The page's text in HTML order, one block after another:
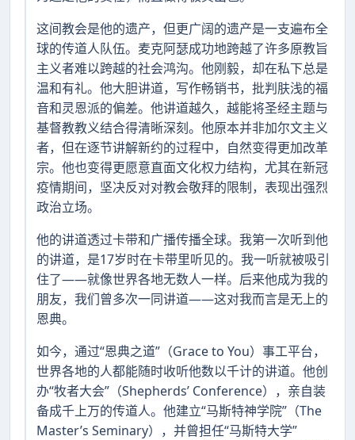
这间教会是他的遗产，但更广阔的遗产是一支遍布全
球的传道人队伍。麦克阿瑟成功地跨越了许多原教旨
主义者难以跨越的社会鸿沟。他刚毅，却在私下总是
温和有礼。他大胆讲道，写作畅销书，批判肤浅的福
音和灵恩派的偏差。他讲道越久，越能将圣经主题与
基督教教义结合得清晰深刻。他原本并非加尔文主义
者，但在逐节讲解新约的过程中，自然变得更加改革
宗。他也变得更愿意直面文化权力结构，尤其在新冠
疫情期间，坚决反对对教会敬拜的限制，表现出强烈
政治立场。
他的讲道透过卡带和广播传播全球。我第一次听到他
的讲道，是17岁时在卡带里听见的。我一听就被吸引
住了——就像世界各地无数人一样。后来他成为我的
朋友，我们曾多次一同讲道——这对我而言是无上的
恩典。
如今，通过“恩典之道”（Grace to You）事工平台，
世界各地的人都能随时收听他数以千计的讲道。他创
办“牧者大会”（Shepherds’ Conference），亲自装
备成千上万的传道人。他建立“马斯特神学院”（The
Master’s Seminary），并曾担任“马斯特大学”